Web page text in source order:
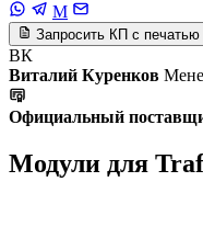
M
Запросить КП с печатью
ВК
Виталий Куренков
Официальный
Модули для